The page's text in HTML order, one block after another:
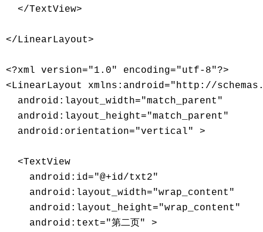
  </TextView>
</LinearLayout>
<?xml version="1.0" encoding="utf-8"?>
<LinearLayout xmlns:android="http://
  android:layout_width="match_parent"
  android:layout_height="match_parent"
  android:orientation="vertical" >
  <TextView
    android:id="@+id/txt2"
    android:layout_width="wrap_content"
    android:layout_height="wrap_content"
    android:text="第二页" >